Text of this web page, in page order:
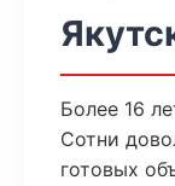
Более 16
Сотни
готовых